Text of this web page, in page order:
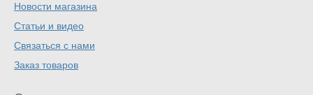
Новости магазина
Статьи и видео
Связаться с нами
Заказ товаров